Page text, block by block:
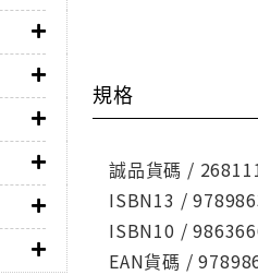
規格
誠品貨碼 /
ISBN13 /
ISBN10 /
EAN貨碼 /